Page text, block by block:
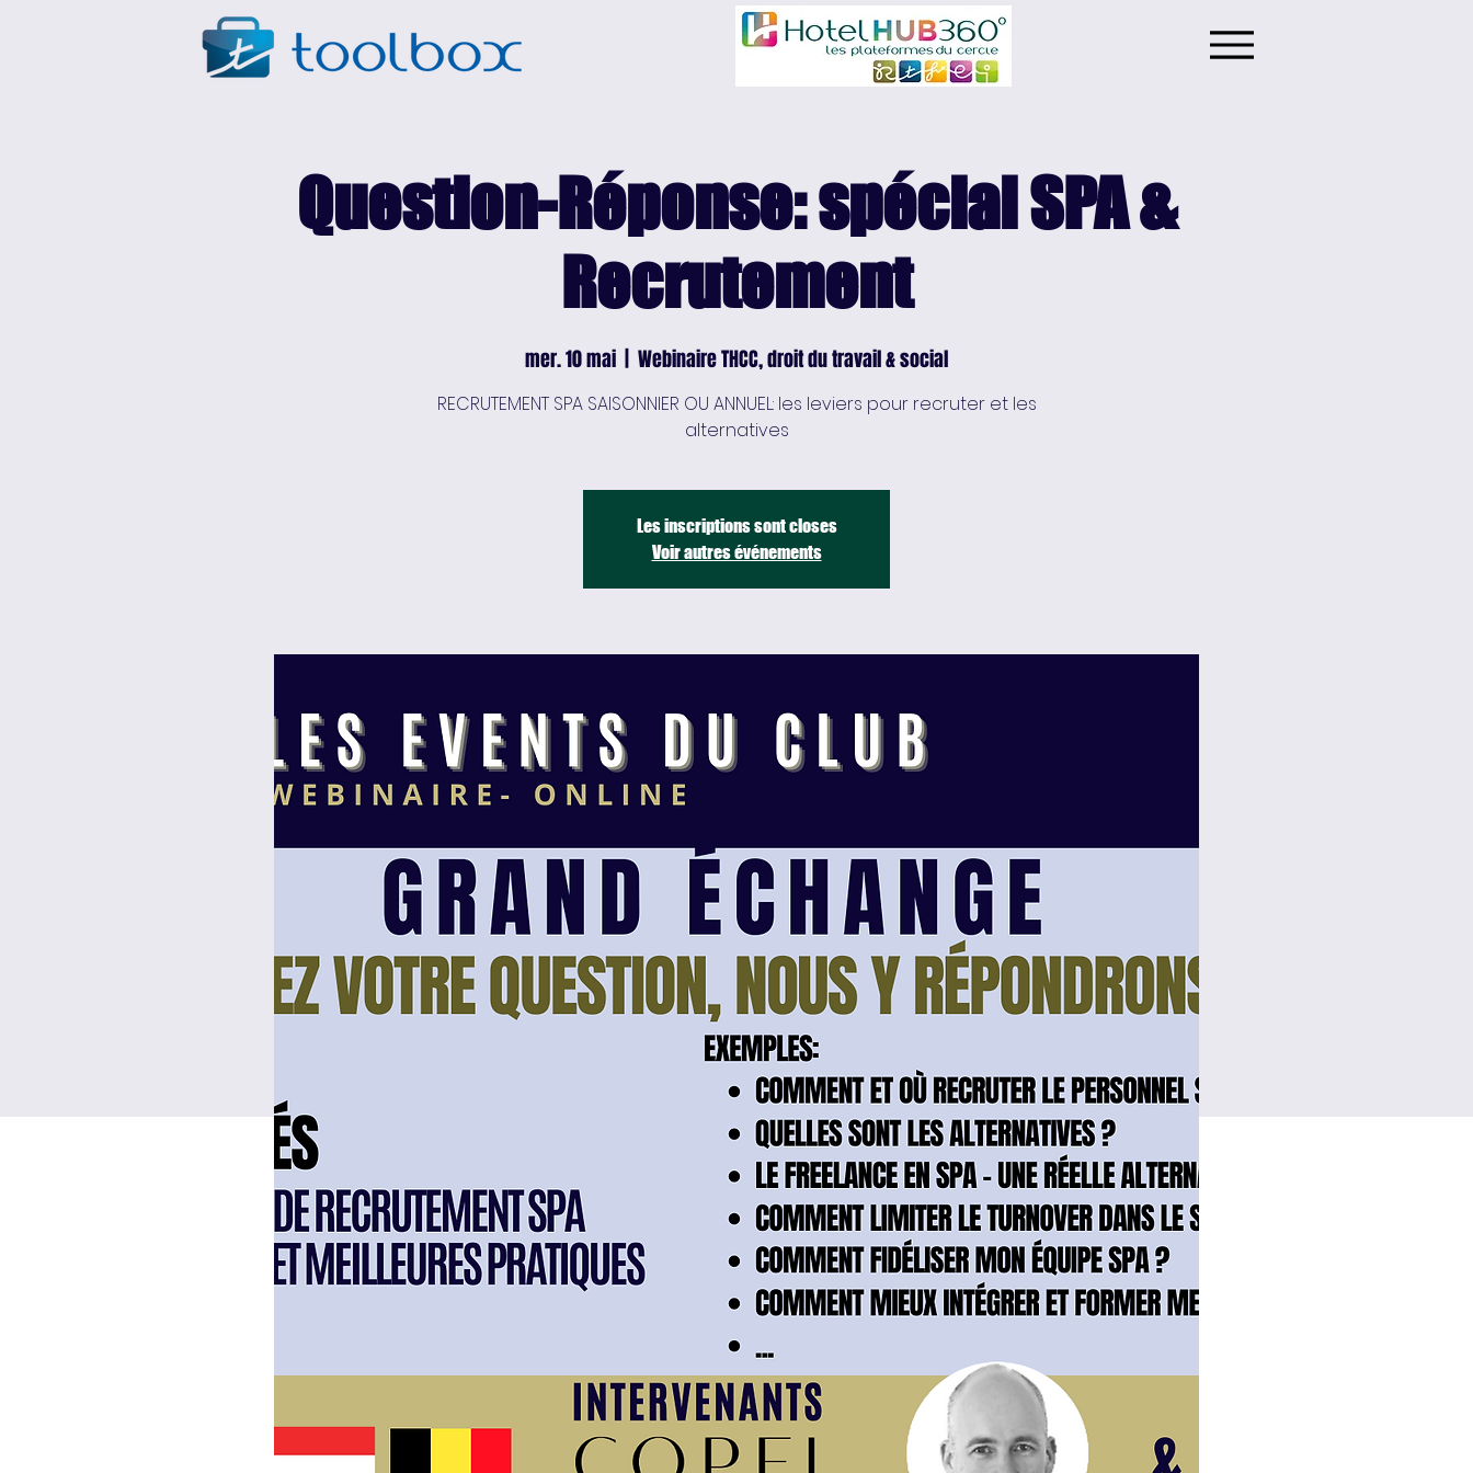
Question-Réponse: spécial SPA &
Recrutement
mer. 10 mai Webinaire THCC, droit du travail & social
RECRUTEMENT SPA SAISONNIER OU ANNUEL: les leviers pour recruter et les
alternatives
Les inscriptions sont closes
Voir autres événements